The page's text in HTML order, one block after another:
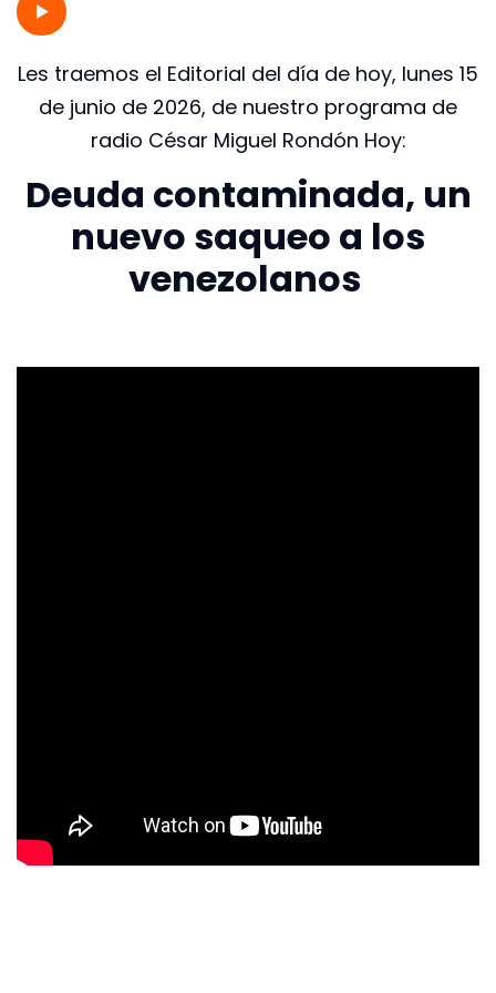
Les traemos el Editorial del día de hoy, lunes 15
de junio de 2026, de nuestro programa de
radio César Miguel Rondón Hoy:
Deuda contaminada, un
nuevo saqueo a los
venezolanos